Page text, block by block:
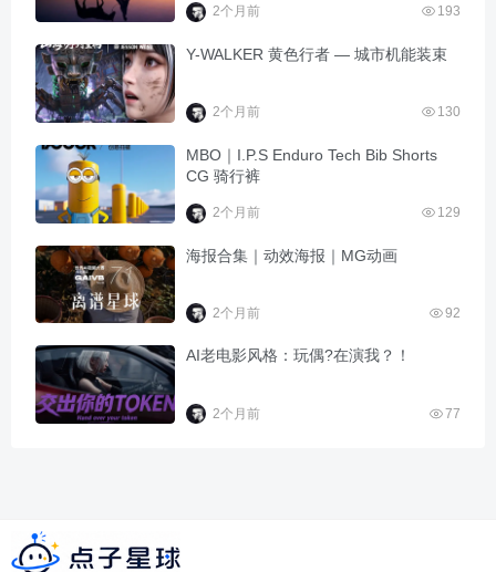
2个月前 193
Y-WALKER 黄色行者 — 城市机能装束
2个月前 130
MBO｜I.P.S Enduro Tech Bib Shorts
CG 骑行裤
2个月前 129
海报合集｜动效海报｜MG动画
2个月前 92
AI老电影风格：玩偶?在演我？！
2个月前 77